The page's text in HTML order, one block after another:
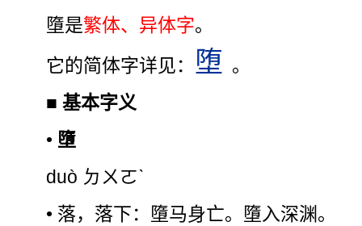
墮是繁体、异体字。
它的简体字详见：
堕 。
■基本字义
• 墮
duò ㄉㄨㄛˋ
• 落，落下：墮马身亡。墮入深渊。